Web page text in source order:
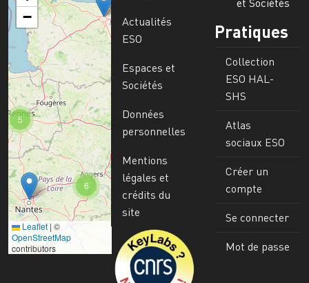
6
5
−
Leaflet | ©
OpenStreetMap
contributors
Actualités
ESO
Espaces et
Sociétés
Données
personnelles
Mentions
légales et
crédits du
site
Image
et Sociétés
Pratiques
Collection
ESO HAL-
SHS
Atlas
sociaux ESO
Créer un
compte
Se connecter
Mot de passe